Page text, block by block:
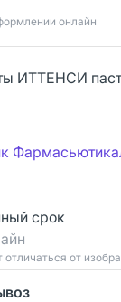
онлайн
ИТТЕНСИ
срок
от